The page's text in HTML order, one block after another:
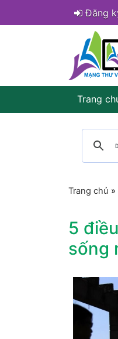
Đăng
Trang
Trang chủ »
5
sống